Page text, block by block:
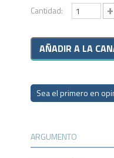
Cantidad: +
Sea el primero en
ARGUMENTO